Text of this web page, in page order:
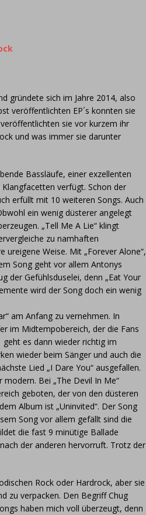
gründete sich im Jahre 2014, also
veröffentlichten EP´s konnten sie
sie vor kurzem ihr
und was immer sie darunter
Bassläufe, einer exzellenten
verfügt. Schon der
erfüllt mit 10 weiteren Songs. Auch
ein wenig düsterer angelegt
„Tell Me A Lie“ klingt
zu namhaften
ureigene Weise. Mit „Forever Alone“,
Song geht vor allem Antonys
der Gefühlsduselei, denn „Eat Your
wird der Song doch ein wenig
am Anfang zu vernehmen. In
im Midtempobereich, der die Fans
geht es dann wieder richtig im
wieder beim Sänger und auch die
Lied „I Dare You“ ausgefallen.
Bei „The Devil In Me“
geboten, der von den düsteren
Album ist „Uninvited“. Der Song
Song vor allem gefällt sind die
die fast 9 minütige Ballade
der anderen hervorruft. Trotz der
Rock oder Hardrock, aber sie
zu verpacken. Den Begriff Chug
haben mich voll überzeugt, denn